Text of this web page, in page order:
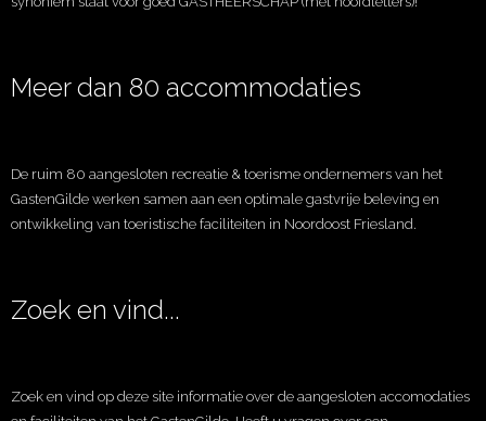
Meer dan 80 accommodaties
De ruim 80 aangesloten recreatie & toerisme ondernemers van het
GastenGilde werken samen aan een optimale gastvrije beleving en
ontwikkeling van toeristische faciliteiten in Noordoost Friesland.
Zoek en vind...
Zoek en vind op deze site informatie over de aangesloten accomodaties